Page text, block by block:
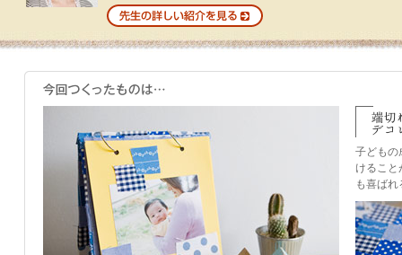
子どもの
けること
も喜ば